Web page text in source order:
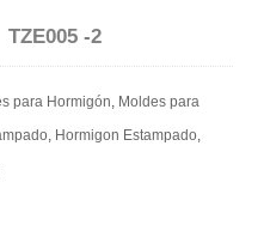
TZE005 -2
para Hormigón, Moldes para
, Hormigon Estampado,